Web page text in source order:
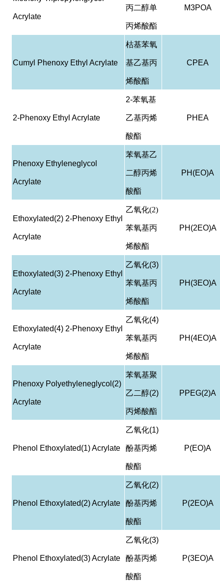
Acrylate
丙二醇单
丙烯酸酯
M3POA
Cumyl Phenoxy Ethyl Acrylate
枯基苯氧
基乙基丙
烯酸酯
CPEA
2-Phenoxy Ethyl Acrylate
2-苯氧基
乙基丙烯
酸酯
PHEA
Phenoxy Ethyleneglycol
Acrylate
苯氧基乙
二醇丙烯
酸酯
PH(EO)A
Ethoxylated(2) 2-Phenoxy Ethyl
Acrylate
乙氧化(2)
苯氧基丙
烯酸酯
PH(2EO)A
Ethoxylated(3) 2-Phenoxy Ethyl
Acrylate
乙氧化(3)
苯氧基丙
烯酸酯
PH(3EO)A
Ethoxylated(4) 2-Phenoxy Ethyl
Acrylate
乙氧化(4)
苯氧基丙
烯酸酯
PH(4EO)A
Phenoxy Polyethyleneglycol(2)
Acrylate
苯氧基聚
乙二醇(2)
丙烯酸酯
PPEG(2)A
Phenol Ethoxylated(1) Acrylate
乙氧化(1)
酚基丙烯
酸酯
P(EO)A
Phenol Ethoxylated(2) Acrylate
乙氧化(2)
酚基丙烯
酸酯
P(2EO)A
Phenol Ethoxylated(3) Acrylate
乙氧化(3)
酚基丙烯
酸酯
P(3EO)A